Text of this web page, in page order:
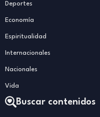
Deportes
Economía
Espiritualidad
Internacionales
Nacionales
Vida
Buscar contenidos